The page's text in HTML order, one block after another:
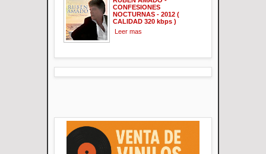
CONFESIONES
NOCTURNAS - 2012 (
CALIDAD 320 kbps )
Leer mas